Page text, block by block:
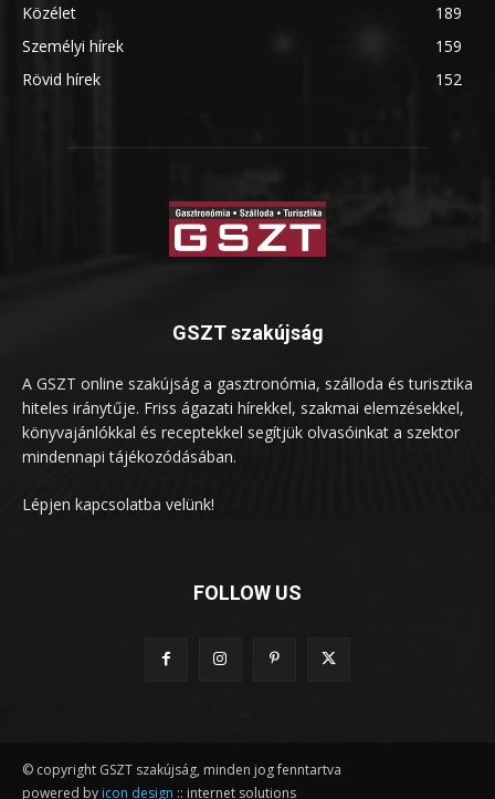
Közélet
189
Személyi hírek
159
Rövid hírek
152
GSZT szakújság
A GSZT online szakújság a gasztronómia, szálloda és turisztika
hiteles iránytűje. Friss ágazati hírekkel, szakmai elemzésekkel,
könyvajánlókkal és receptekkel segítjük olvasóinkat a szektor
mindennapi tájékozódásában.
Lépjen kapcsolatba velünk!
FOLLOW US
© copyright GSZT szakújság, minden jog fenntartva
powered by icon design :: internet solutions